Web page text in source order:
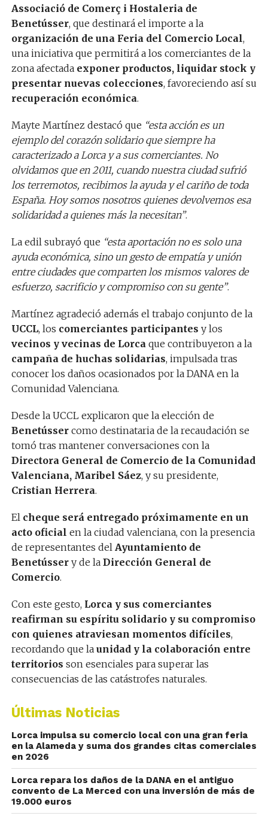
Associació de Comerç i Hostaleria de
Benetússer, que destinará el importe a la
organización de una Feria del Comercio Local,
una iniciativa que permitirá a los comerciantes de la
zona afectada exponer productos, liquidar stock y
presentar nuevas colecciones, favoreciendo así su
recuperación económica.
Mayte Martínez destacó que “esta acción es un
ejemplo del corazón solidario que siempre ha
caracterizado a Lorca y a sus comerciantes. No
olvidamos que en 2011, cuando nuestra ciudad sufrió
los terremotos, recibimos la ayuda y el cariño de toda
España. Hoy somos nosotros quienes devolvemos esa
solidaridad a quienes más la necesitan”.
La edil subrayó que “esta aportación no es solo una
ayuda económica, sino un gesto de empatía y unión
entre ciudades que comparten los mismos valores de
esfuerzo, sacrificio y compromiso con su gente”.
Martínez agradeció además el trabajo conjunto de la
UCCL, los comerciantes participantes y los
vecinos y vecinas de Lorcaque contribuyeron a la
campaña de huchas solidarias, impulsada tras
conocer los daños ocasionados por la DANA en la
Comunidad Valenciana.
Desde la UCCL explicaron que la elección de
Benetússercomo destinataria de la recaudación se
tomó tras mantener conversaciones con la
Directora General de Comercio de la Comunidad
Valenciana, Maribel Sáez, y su presidente,
Cristian Herrera.
El cheque será entregado próximamente en un
acto oficial en la ciudad valenciana, con la presencia
de representantes del Ayuntamiento de
Benetússery de la Dirección General de
Comercio.
Con este gesto, Lorca y sus comerciantes
reafirman su espíritu solidario y su compromiso
con quienes atraviesan momentos difíciles,
recordando que la unidad y la colaboración entre
territorios son esenciales para superar las
consecuencias de las catástrofes naturales.
Últimas Noticias
Lorca impulsa su comercio local con una gran feria
en la Alameda y suma dos grandes citas comerciales
en 2026
Lorca repara los daños de la DANA en el antiguo
convento de La Merced con una inversión de más de
19.000 euros